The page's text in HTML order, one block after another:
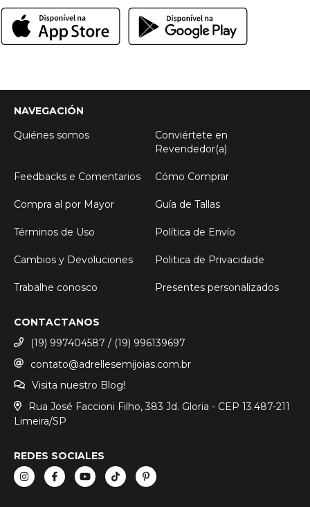
NAVEGACIÓN
Quiénes somos
Conviértete en
Revendedor(a)
Feedbacks e Comentarios Cómo Comprar
Compra al por Mayor Guía de Tallas
Términos de Uso Política de Envío
Cambios y Devoluciones Politica de Privacidade
Trabalhe conosco Presentes personalizados
CONTACTANOS
(19) 997404587 / (19) 996139697
contato@adrellesemijoias.com.br
Visita nuestro Blog!
Rua José Faccioni Filho, 383 Jd. Gloria - CEP 13.487-211
Limeira/SP
REDES SOCIALES